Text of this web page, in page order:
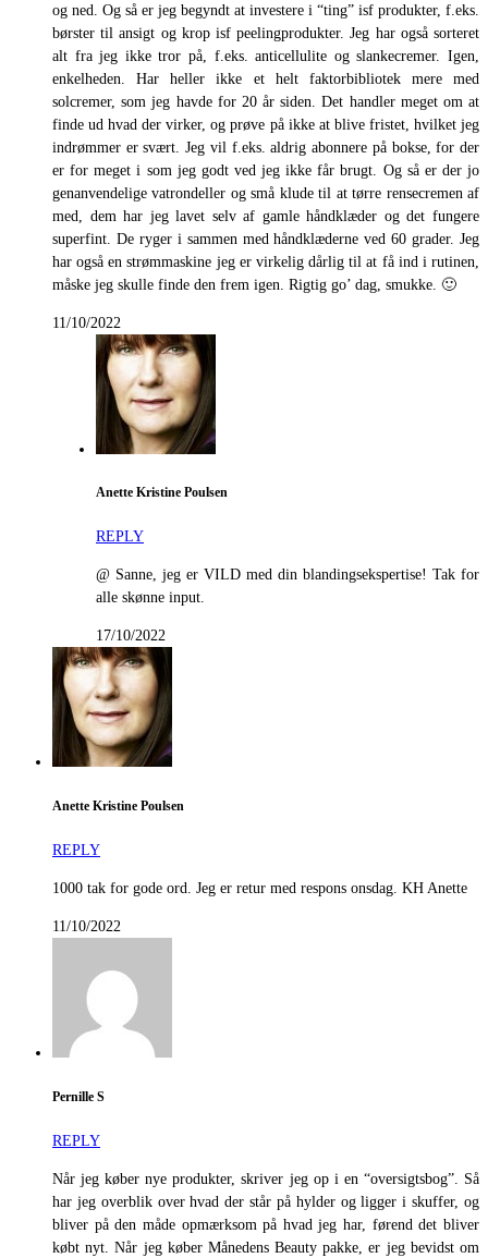
og ned. Og så er jeg begyndt at investere i “ting” isf produkter, f.eks.
børster til ansigt og krop isf peelingprodukter. Jeg har også sorteret
alt fra jeg ikke tror på, f.eks. anticellulite og slankecremer. Igen,
enkelheden. Har heller ikke et helt faktorbibliotek mere med
solcremer, som jeg havde for 20 år siden. Det handler meget om at
finde ud hvad der virker, og prøve på ikke at blive fristet, hvilket jeg
indrømmer er svært. Jeg vil f.eks. aldrig abonnere på bokse, for der
er for meget i som jeg godt ved jeg ikke får brugt. Og så er der jo
genanvendelige vatrondeller og små klude til at tørre rensecremen af
med, dem har jeg lavet selv af gamle håndklæder og det fungere
superfint. De ryger i sammen med håndklæderne ved 60 grader. Jeg
har også en strømmaskine jeg er virkelig dårlig til at få ind i rutinen,
måske jeg skulle finde den frem igen. Rigtig go’ dag, smukke. 🙂
11/10/2022
Anette Kristine Poulsen
REPLY
@ Sanne, jeg er VILD med din blandingsekspertise! Tak for
alle skønne input.
17/10/2022
Anette Kristine Poulsen
REPLY
1000 tak for gode ord. Jeg er retur med respons onsdag. KH Anette
11/10/2022
Pernille S
REPLY
Når jeg køber nye produkter, skriver jeg op i en “oversigtsbog”. Så
har jeg overblik over hvad der står på hylder og ligger i skuffer, og
bliver på den måde opmærksom på hvad jeg har, førend det bliver
købt nyt. Når jeg køber Månedens Beauty pakke, er jeg bevidst om